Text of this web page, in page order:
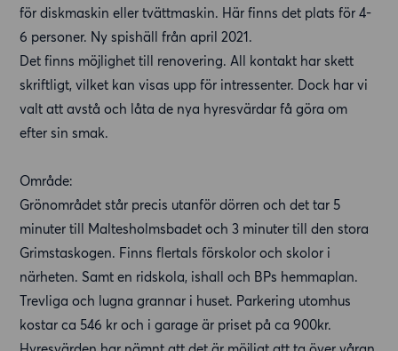
för diskmaskin eller tvättmaskin. Här finns det plats för 4-
6 personer. Ny spishäll från april 2021.
Det finns möjlighet till renovering. All kontakt har skett
skriftligt, vilket kan visas upp för intressenter. Dock har vi
valt att avstå och låta de nya hyresvärdar få göra om
efter sin smak.
Område:
Grönområdet står precis utanför dörren och det tar 5
minuter till Maltesholmsbadet och 3 minuter till den stora
Grimstaskogen. Finns flertals förskolor och skolor i
närheten. Samt en ridskola, ishall och BPs hemmaplan.
Trevliga och lugna grannar i huset. Parkering utomhus
kostar ca 546 kr och i garage är priset på ca 900kr.